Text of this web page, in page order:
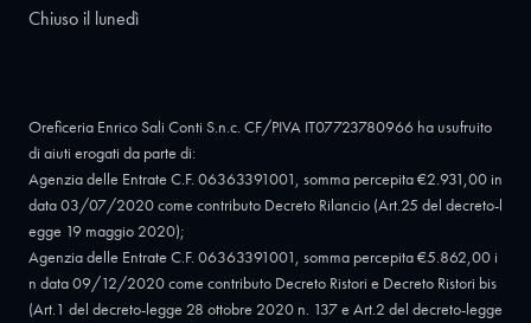
Chiuso il lunedì
Oreficeria Enrico Sali Conti S.n.c. CF/PIVA IT07723780966 ha usufruito
di aiuti erogati da parte di:
Agenzia delle Entrate C.F. 06363391001, somma percepita €2.931,00 in
data 03/07/2020 come contributo Decreto Rilancio (Art.25 del decreto-l
egge 19 maggio 2020);
Agenzia delle Entrate C.F. 06363391001, somma percepita €5.862,00 i
n data 09/12/2020 come contributo Decreto Ristori e Decreto Ristori bis
(Art.1 del decreto-legge 28 ottobre 2020 n. 137 e Art.2 del decreto-legge